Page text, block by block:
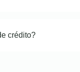
crédito?